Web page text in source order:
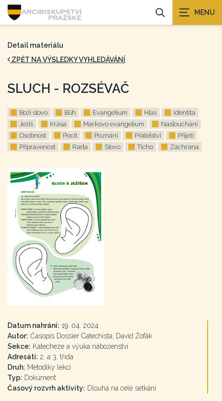
Detail materiálu
ZPĚT NA VÝSLEDKY VYHLEDÁVÁNÍ
SLUCH - ROZSÉVAČ
Boží slovo Bůh Evangelium Hlas
Identita
Ježíš
Krása Markovo evangelium
Naslouchání
Osobnost
Pocit Poznání Přátelství
Přijetí
Připravenost
Rada Slovo Ticho Záchrana
Datum nahrání: 19. 04. 2024
Autor: Časopis Dossier Catechista, David Žofák
Sekce: Katecheze a výuka náboženství
Adresáti: 2. a 3. třída
Druh: Metodiky lekcí
Typ: Dokument
Časový rozvrh aktivity: Dlouhá na celé setkání